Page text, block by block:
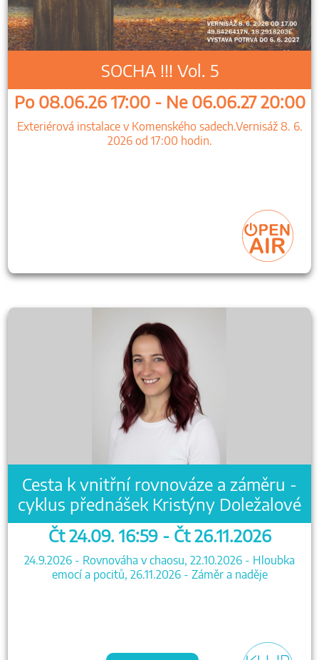
SOCHA !!! Vol. 5
Po 08.06.26 17:00 - Ne 06.06.27 20:00
Exteriérová instalace v Komenského sadech.Vernisáž 8. 6.
2026 od 17:00 hodin.
Cesta k vnitřní rovnováze a záměru -
cyklus přednášek Kristýny Doležalové
Čt 24.09. 16:59 - Čt 26.11.2026
24.9.2026 - Rovnováha v chaosu, 22.10.2026 - Hloubka
emocí a pocitů, 26.11.2026 - Záměr a naděje